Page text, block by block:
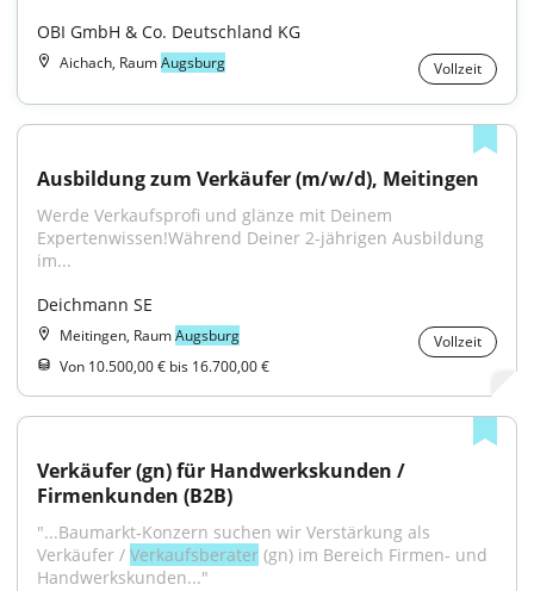
OBI GmbH & Co. Deutschland KG
Aichach, RaumAugsburg Vollzeit
Ausbildung zum Verkäufer (m/w/d), Meitingen
Werde Verkaufsprofi und glänze mit Deinem
Expertenwissen!Während Deiner 2-jährigen Ausbildung
im...
Deichmann SE
Meitingen, RaumAugsburg
Vollzeit
Von 10.500,00 € bis 16.700,00 €
Verkäufer (gn) für Handwerkskunden /
Firmenkunden (B2B)
"...Baumarkt‑Konzern suchen wir Verstärkung als
Verkäufer / Verkaufsberater (gn) im Bereich Firmen‑ und
Handwerkskunden..."